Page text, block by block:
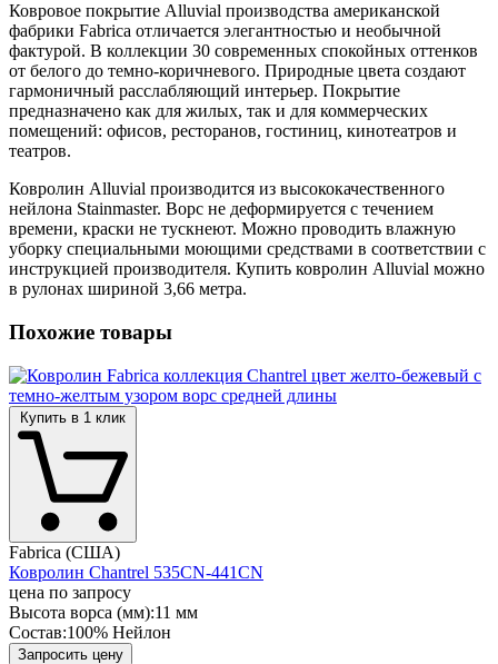
Ковровое покрытие Alluvial производства американской
фабрики Fabrica отличается элегантностью и необычной
фактурой. В коллекции 30 современных спокойных оттенков
от белого до темно-коричневого. Природные цвета создают
гармоничный расслабляющий интерьер. Покрытие
предназначено как для жилых, так и для коммерческих
помещений: офисов, ресторанов, гостиниц, кинотеатров и
театров.
Ковролин Alluvial производится из высококачественного
нейлона Stainmaster. Ворс не деформируется с течением
времени, краски не тускнеют. Можно проводить влажную
уборку специальными моющими средствами в соответствии с
инструкцией производителя. Купить ковролин Alluvial можно
в рулонах шириной 3,66 метра.
Похожие товары
Купить в 1 клик
Fabrica (США)
Ковролин Chantrel 535CN-441CN
цена по запросу
Высота ворса (мм):11 мм
Состав:100% Нейлон
Запросить цену